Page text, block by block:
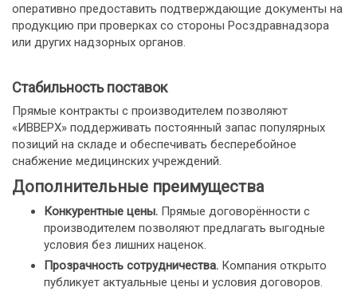
оперативно предоставить подтверждающие документы на
продукцию при проверках со стороны Росздравнадзора
или других надзорных органов.
Стабильность поставок
Прямые контракты с производителем позволяют
«ИВВЕРХ» поддерживать постоянный запас популярных
позиций на складе и обеспечивать бесперебойное
снабжение медицинских учреждений.
Дополнительные преимущества
Конкурентные цены. Прямые договорённости с
производителем позволяют предлагать выгодные
условия без лишних наценок.
Прозрачность сотрудничества. Компания открыто
публикует актуальные цены и условия договоров.